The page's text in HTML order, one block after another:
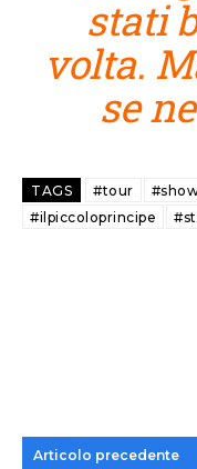
stati
volta.
se
TAGS #tour
#ilpiccoloprincipe
Articolo precedente